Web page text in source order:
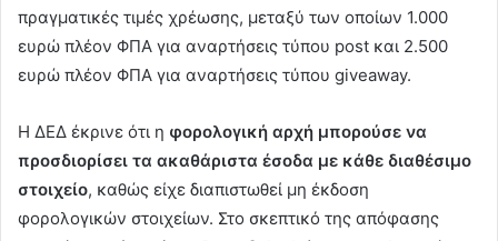
πραγματικές τιμές χρέωσης, μεταξύ των οποίων 1.000
ευρώ πλέον ΦΠΑ για αναρτήσεις τύπου post και 2.500
ευρώ πλέον ΦΠΑ για αναρτήσεις τύπου giveaway.
Η ΔΕΔ έκρινε ότι η φορολογική αρχή μπορούσε να
προσδιορίσει τα ακαθάριστα έσοδα με κάθε διαθέσιμο
στοιχείο, καθώς είχε διαπιστωθεί μη έκδοση
φορολογικών στοιχείων. Στο σκεπτικό της απόφασης